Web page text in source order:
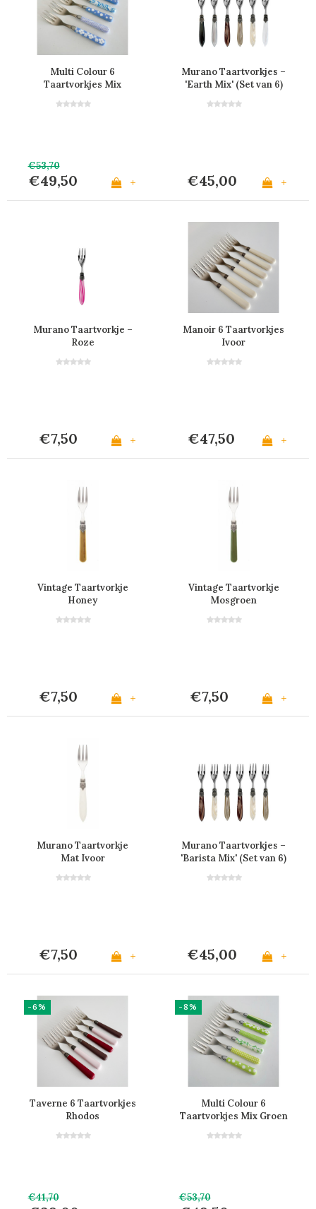
Multi Colour 6
Taartvorkjes Mix
€53,70
€49,50 +
Murano Taartvorkjes –
'Earth Mix' (Set van 6)
€45,00 +
Murano Taartvorkje –
Roze
€7,50 +
Manoir 6 Taartvorkjes
Ivoor
€47,50 +
Vintage Taartvorkje
Honey
€7,50 +
Vintage Taartvorkje
Mosgroen
€7,50 +
Murano Taartvorkje
Mat Ivoor
€7,50 +
Murano Taartvorkjes –
'Barista Mix' (Set van 6)
€45,00 +
-6%
Taverne 6 Taartvorkjes
Rhodos
€41,70
-8%
Multi Colour 6
Taartvorkjes Mix Groen
€53,70